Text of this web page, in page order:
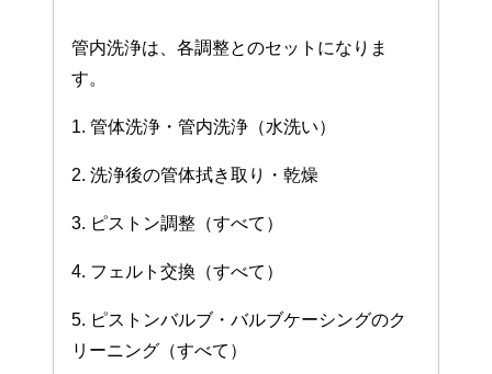
管内洗浄は、各調整とのセットになりま
す。
1. 管体洗浄・管内洗浄（水洗い）
2. 洗浄後の管体拭き取り・乾燥
3. ピストン調整（すべて）
4. フェルト交換（すべて）
5. ピストンバルブ・バルブケーシングのク
リーニング（すべて）